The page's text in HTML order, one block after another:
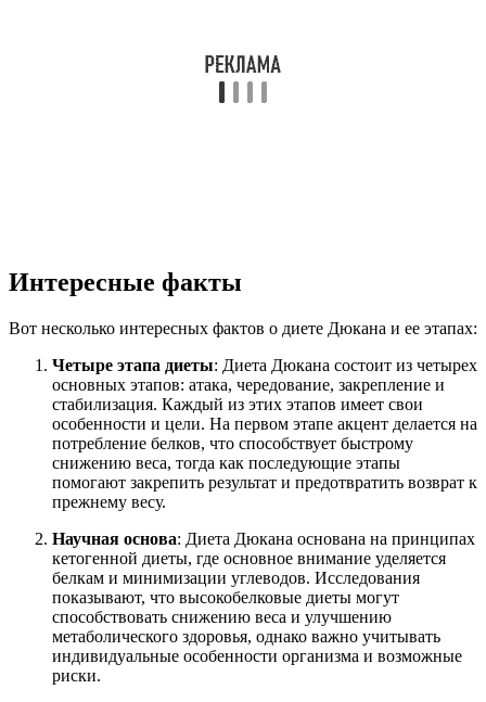
Интересные факты
Вот несколько интересных фактов о диете Дюкана и ее этапах:
Четыре этапа диеты: Диета Дюкана состоит из четырех
основных этапов: атака, чередование, закрепление и
стабилизация. Каждый из этих этапов имеет свои
особенности и цели. На первом этапе акцент делается на
потребление белков, что способствует быстрому
снижению веса, тогда как последующие этапы
помогают закрепить результат и предотвратить возврат к
прежнему весу.
Научная основа: Диета Дюкана основана на принципах
кетогенной диеты, где основное внимание уделяется
белкам и минимизации углеводов. Исследования
показывают, что высокобелковые диеты могут
способствовать снижению веса и улучшению
метаболического здоровья, однако важно учитывать
индивидуальные особенности организма и возможные
риски.